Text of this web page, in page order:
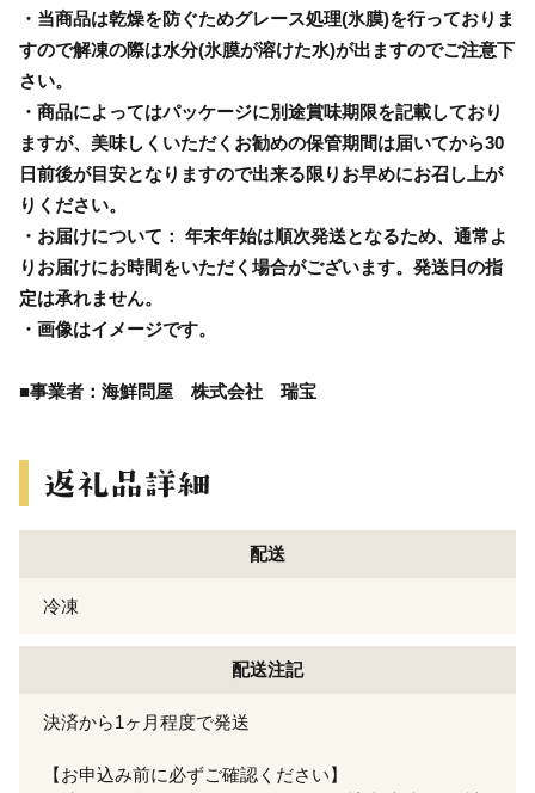
・当商品は乾燥を防ぐためグレース処理(氷膜)を行っておりま
すので解凍の際は水分(氷膜が溶けた水)が出ますのでご注意下
さい。
・商品によってはパッケージに別途賞味期限を記載しており
ますが、美味しくいただくお勧めの保管期間は届いてから30
日前後が目安となりますので出来る限りお早めにお召し上が
りください。
・お届けについて： 年末年始は順次発送となるため、通常よ
りお届けにお時間をいただく場合がございます。発送日の指
定は承れません。
・画像はイメージです。
■事業者：海鮮問屋 株式会社 瑞宝
配送
冷凍
配送注記
決済から1ヶ月程度で発送
【お申込み前に必ずご確認ください】